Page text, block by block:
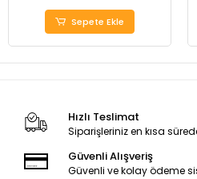
Sepete Ekle
Hızlı Teslimat
Siparişleriniz en kısa
Güvenli Alışveriş
Güvenli ve kolay ödeme